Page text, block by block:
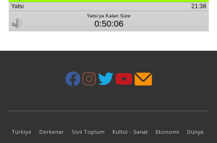
Türkiye Derkenar Sivil Toplum Kültür - Sanat Ekonomi Dünya